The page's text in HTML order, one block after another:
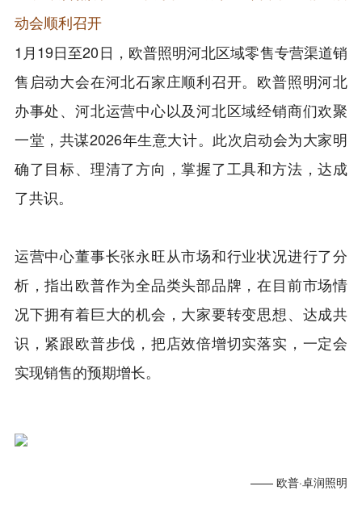
动会顺利召开
1月19日至20日，欧普照明河北区域零售专营渠道销
售启动大会在河北石家庄顺利召开。欧普照明河北
办事处、河北运营中心以及河北区域经销商们欢聚
一堂，共谋2026年生意大计。此次启动会为大家明
确了目标、理清了方向，掌握了工具和方法，达成
了共识。
运营中心董事长张永旺从市场和行业状况进行了分
析，指出欧普作为全品类头部品牌，在目前市场情
况下拥有着巨大的机会，大家要转变思想、达成共
识，紧跟欧普步伐，把店效倍增切实落实，一定会
实现销售的预期增长。
—— 欧普·卓润照明